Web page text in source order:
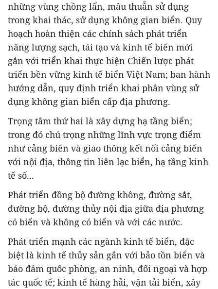
những vùng chồng lấn, mâu thuẫn sử dụng
trong khai thác, sử dụng không gian biển. Quy
hoạch hoàn thiện các chính sách phát triển
năng lượng sạch, tái tạo và kinh tế biển mới
gắn với triển khai thực hiện Chiến lược phát
triển bền vững kinh tế biển Việt Nam; ban hành
hướng dẫn, quy định triển khai phân vùng sử
dụng không gian biển cấp địa phương.
Trọng tâm thứ hai là xây dựng hạ tầng biển;
trong đó chú trọng những lĩnh vực trọng điểm
như cảng biển và giao thông kết nối cảng biển
với nội địa, thông tin liên lạc biển, hạ tầng kinh
tế số...
Phát triển đồng bộ đường không, đường sắt,
đường bộ, đường thủy nội địa giữa địa phương
có biển và không có biển và với các nước.
Phát triển mạnh các ngành kinh tế biển, đặc
biệt là kinh tế thủy sản gắn với bảo tồn biển và
bảo đảm quốc phòng, an ninh, đối ngoại và hợp
tác quốc tế; kinh tế hàng hải, vận tải biển, xây